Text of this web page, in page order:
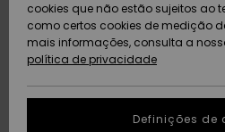
Artigos
recém-
chegados
Coleções
Artigos
recém-
chegados
Highlights
AJUDA
Protecção de
dados
Guia de
tamanhos
SUSTAINABILITY
cookies que não estão sujeitos ao
como certos cookies de medição
mais informações, consulta a
política de privacidade
Definições de